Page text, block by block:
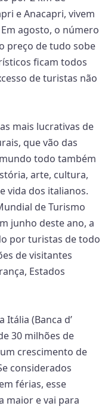
e Anacapri, vivem
agosto, o número
preço de tudo sobe
ficam todos
de turistas não
mais lucrativas de
que vão das
todo também
arte, cultura,
vida dos italianos.
de Turismo
junho deste ano, a
por turistas de todo
de visitantes
Estados
Itália (Banca d’
30 milhões de
crescimento de
considerados
férias, esse
maior e vai para